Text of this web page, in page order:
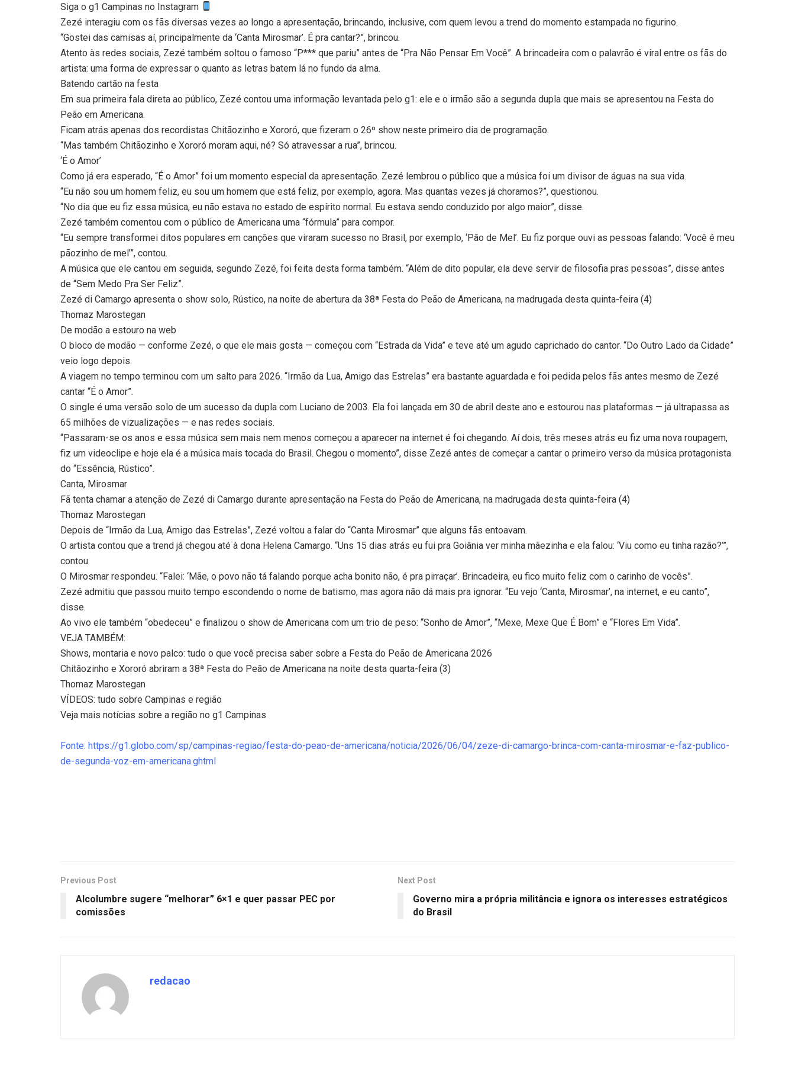
Siga o g1 Campinas no Instagram
Zezé interagiu com os fãs diversas vezes ao longo a apresentação, brincando, inclusive, com quem levou a trend do momento estampada no figurino.
“Gostei das camisas aí, principalmente da ‘Canta Mirosmar’. É pra cantar?”, brincou.
Atento às redes sociais, Zezé também soltou o famoso “P*** que pariu” antes de “Pra Não Pensar Em Você”. A brincadeira com o palavrão é viral entre os fãs do
artista: uma forma de expressar o quanto as letras batem lá no fundo da alma.
Batendo cartão na festa
Em sua primeira fala direta ao público, Zezé contou uma informação levantada pelo g1: ele e o irmão são a segunda dupla que mais se apresentou na Festa do
Peão em Americana.
Ficam atrás apenas dos recordistas Chitãozinho e Xororó, que fizeram o 26º show neste primeiro dia de programação.
“Mas também Chitãozinho e Xororó moram aqui, né? Só atravessar a rua”, brincou.
‘É o Amor’
Como já era esperado, “É o Amor” foi um momento especial da apresentação. Zezé lembrou o público que a música foi um divisor de águas na sua vida.
“Eu não sou um homem feliz, eu sou um homem que está feliz, por exemplo, agora. Mas quantas vezes já choramos?”, questionou.
“No dia que eu fiz essa música, eu não estava no estado de espírito normal. Eu estava sendo conduzido por algo maior”, disse.
Zezé também comentou com o público de Americana uma “fórmula” para compor.
“Eu sempre transformei ditos populares em canções que viraram sucesso no Brasil, por exemplo, ‘Pão de Mel’. Eu fiz porque ouvi as pessoas falando: ‘Você é meu
pãozinho de mel’”, contou.
A música que ele cantou em seguida, segundo Zezé, foi feita desta forma também. “Além de dito popular, ela deve servir de filosofia pras pessoas”, disse antes
de “Sem Medo Pra Ser Feliz”.
Zezé di Camargo apresenta o show solo, Rústico, na noite de abertura da 38ª Festa do Peão de Americana, na madrugada desta quinta-feira (4)
Thomaz Marostegan
De modão a estouro na web
O bloco de modão — conforme Zezé, o que ele mais gosta — começou com “Estrada da Vida” e teve até um agudo caprichado do cantor. “Do Outro Lado da Cidade”
veio logo depois.
A viagem no tempo terminou com um salto para 2026. “Irmão da Lua, Amigo das Estrelas” era bastante aguardada e foi pedida pelos fãs antes mesmo de Zezé
cantar “É o Amor”.
O single é uma versão solo de um sucesso da dupla com Luciano de 2003. Ela foi lançada em 30 de abril deste ano e estourou nas plataformas — já ultrapassa as
65 milhões de vizualizações — e nas redes sociais.
“Passaram-se os anos e essa música sem mais nem menos começou a aparecer na internet é foi chegando. Aí dois, três meses atrás eu fiz uma nova roupagem,
fiz um videoclipe e hoje ela é a música mais tocada do Brasil. Chegou o momento”, disse Zezé antes de começar a cantar o primeiro verso da música protagonista
do “Essência, Rústico”.
Canta, Mirosmar
Fã tenta chamar a atenção de Zezé di Camargo durante apresentação na Festa do Peão de Americana, na madrugada desta quinta-feira (4)
Thomaz Marostegan
Depois de “Irmão da Lua, Amigo das Estrelas”, Zezé voltou a falar do “Canta Mirosmar” que alguns fãs entoavam.
O artista contou que a trend já chegou até à dona Helena Camargo. “Uns 15 dias atrás eu fui pra Goiânia ver minha mãezinha e ela falou: ‘Viu como eu tinha razão?’”,
contou.
O Mirosmar respondeu. “Falei: ‘Mãe, o povo não tá falando porque acha bonito não, é pra pirraçar’. Brincadeira, eu fico muito feliz com o carinho de vocês”.
Zezé admitiu que passou muito tempo escondendo o nome de batismo, mas agora não dá mais pra ignorar. “Eu vejo ‘Canta, Mirosmar’, na internet, e eu canto”,
disse.
Ao vivo ele também “obedeceu” e finalizou o show de Americana com um trio de peso: “Sonho de Amor”, “Mexe, Mexe Que É Bom” e “Flores Em Vida”.
VEJA TAMBÉM:
Shows, montaria e novo palco: tudo o que você precisa saber sobre a Festa do Peão de Americana 2026
Chitãozinho e Xororó abriram a 38ª Festa do Peão de Americana na noite desta quarta-feira (3)
Thomaz Marostegan
VÍDEOS: tudo sobre Campinas e região
Veja mais notícias sobre a região no g1 Campinas
Fonte: https://g1.globo.com/sp/campinas-regiao/festa-do-peao-de-americana/noticia/2026/06/04/zeze-di-camargo-brinca-com-canta-mirosmar-e-faz-publico-
de-segunda-voz-em-americana.ghtml
Previous Post
Alcolumbre sugere “melhorar” 6×1 e quer passar PEC por
comissões
Next Post
Governo mira a própria militância e ignora os interesses estratégicos
do Brasil
redacao